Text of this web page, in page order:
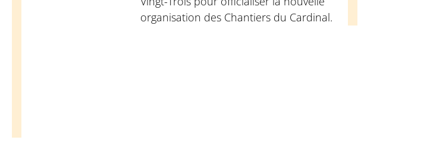
organisation des Chantiers du Cardinal.